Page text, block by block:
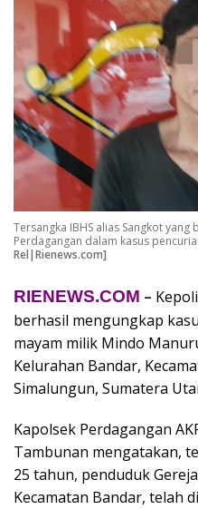
Tersangka IBHS alias Sangkot
Perdagangan dalam kasus
Rel|Rienews.com]
RIENEWS.COM –
berhasil mengungkap
mayam milik Mindo
Kelurahan Bandar,
Simalungun, Sumatera
Kapolsek Perdagangan
Tambunan mengatakan,
25 tahun, penduduk
Kecamatan Bandar, telah